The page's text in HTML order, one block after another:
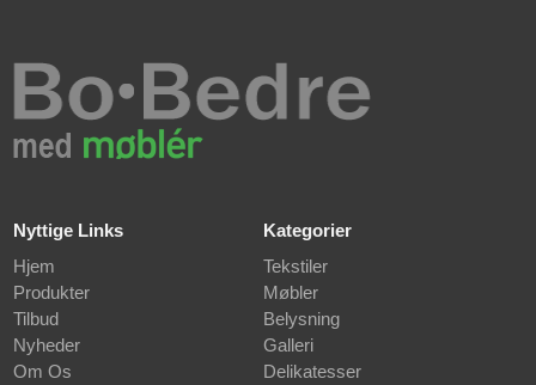
Nyttige Links
Hjem
Produkter
Tilbud
Nyheder
Om Os
Kategorier
Tekstiler
Møbler
Belysning
Galleri
Delikatesser